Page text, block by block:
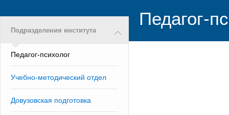
Подразделения института
Педагог-психолог
Учебно-методический отдел
Довузовская подготовка
Педагог-